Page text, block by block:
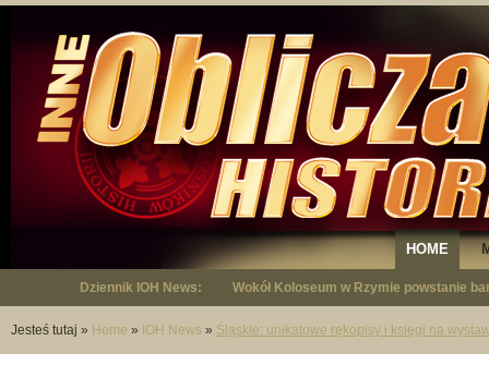
HOME
Dziennik IOH News: "Niepodległy - opowieść o Januszu
Jesteś tutaj » Home » IOH News » Śląskie: unikatowe rękopisy i księgi na